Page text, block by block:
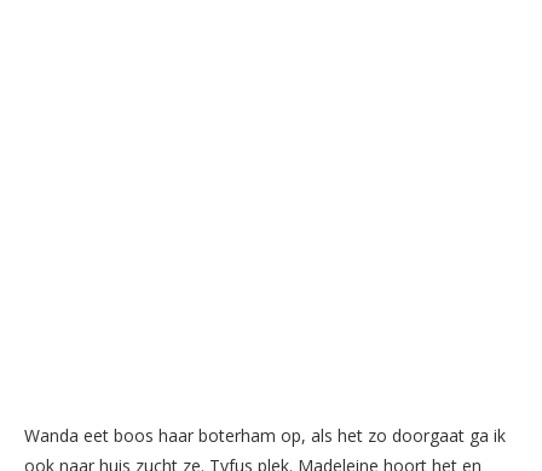
Wanda eet boos haar boterham op, als het zo doorgaat ga ik
ook naar huis zucht ze. Tyfus plek. Madeleine hoort het en